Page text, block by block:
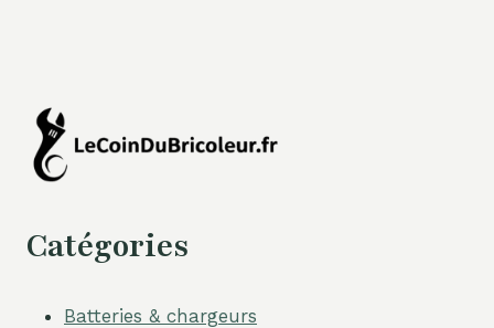
Catégories
Batteries & chargeurs